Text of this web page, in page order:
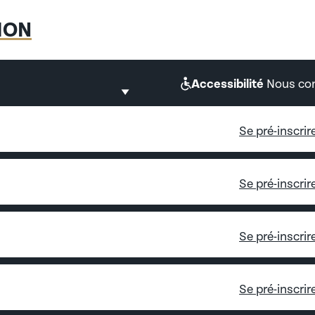
d’anciens)
Accessibilité Nous
Se pré-
Se pré-
Se pré-
Se pré-